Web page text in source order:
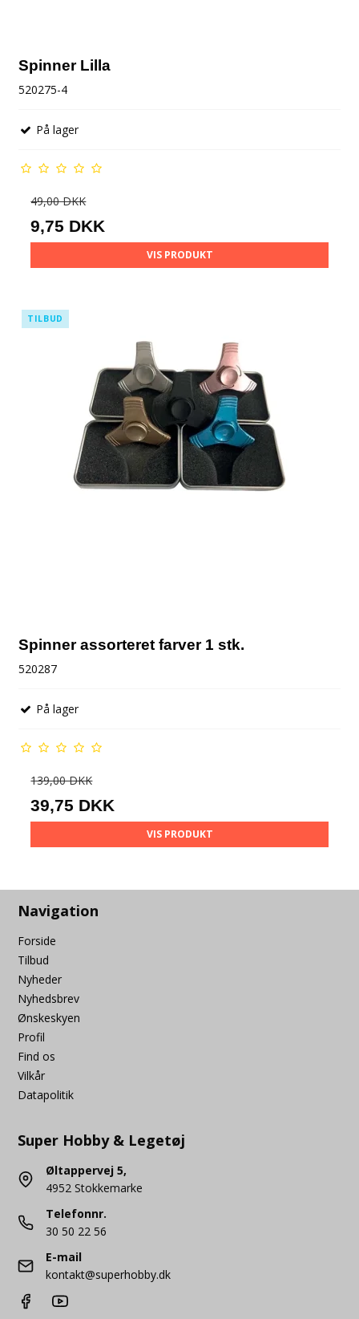
Spinner Lilla
520275-4
På lager
49,00 DKK
9,75 DKK
VIS PRODUKT
TILBUD
Spinner assorteret farver 1 stk.
520287
På lager
139,00 DKK
39,75 DKK
VIS PRODUKT
Navigation
Forside
Tilbud
Nyheder
Nyhedsbrev
Ønskeskyen
Profil
Find os
Vilkår
Datapolitik
Super Hobby & Legetøj
Øltappervej 5,
4952 Stokkemarke
Telefonnr.
30 50 22 56
E-mail
kontakt@superhobby.dk